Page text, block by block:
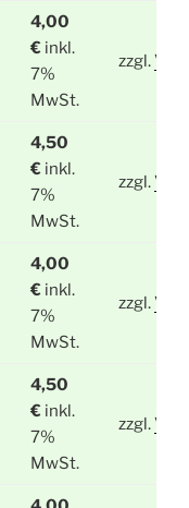
4,00
€ inkl.
7%
MwSt.
zzgl.
4,50
€ inkl.
7%
MwSt.
zzgl.
4,00
€ inkl.
7%
MwSt.
zzgl.
4,50
€ inkl.
7%
MwSt.
zzgl.